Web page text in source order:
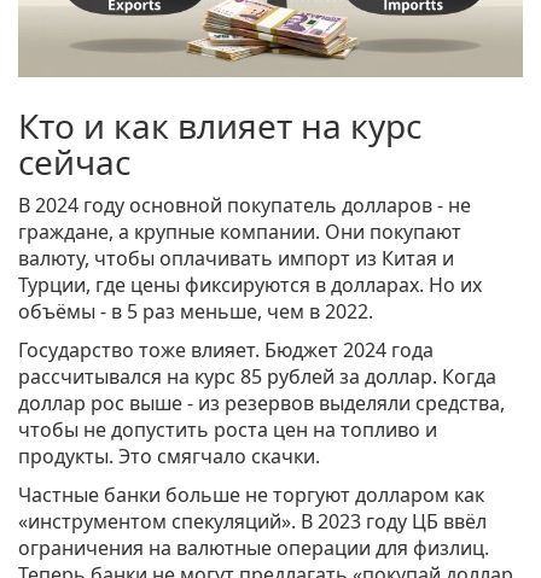
Кто и как влияет на курс
сейчас
В 2024 году основной покупатель долларов - не
граждане, а крупные компании. Они покупают
валюту, чтобы оплачивать импорт из Китая и
Турции, где цены фиксируются в долларах. Но их
объёмы - в 5 раз меньше, чем в 2022.
Государство тоже влияет. Бюджет 2024 года
рассчитывался на курс 85 рублей за доллар. Когда
доллар рос выше - из резервов выделяли средства,
чтобы не допустить роста цен на топливо и
продукты. Это смягчало скачки.
Частные банки больше не торгуют долларом как
«инструментом спекуляций». В 2023 году ЦБ ввёл
ограничения на валютные операции для физлиц.